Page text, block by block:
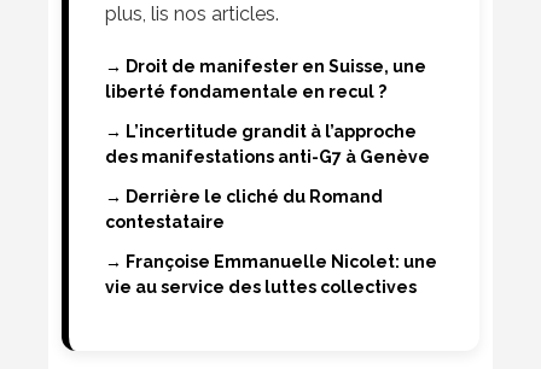
plus, lis nos articles.
→ Droit de manifester en Suisse, une
liberté fondamentale en recul ?
→ L’incertitude grandit à l’approche
des manifestations anti-G7 à Genève
→ Derrière le cliché du Romand
contestataire
→ Françoise Emmanuelle Nicolet: une
vie au service des luttes collectives